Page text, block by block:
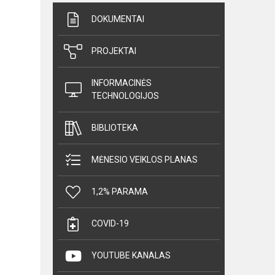
DOKUMENTAI
PROJEKTAI
INFORMACINĖS
TECHNOLOGIJOS
BIBLIOTEKA
MĖNESIO VEIKLOS PLANAS
1,2% PARAMA
COVID-19
YOUTUBE KANALAS